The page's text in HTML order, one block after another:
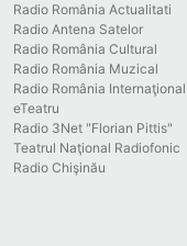
Radio România Actualitati
Radio Antena Satelor
Radio România Cultural
Radio România Muzical
Radio România Internaţional
eTeatru
Radio 3Net "Florian Pittis"
Teatrul Naţional Radiofonic
Radio Chişinău